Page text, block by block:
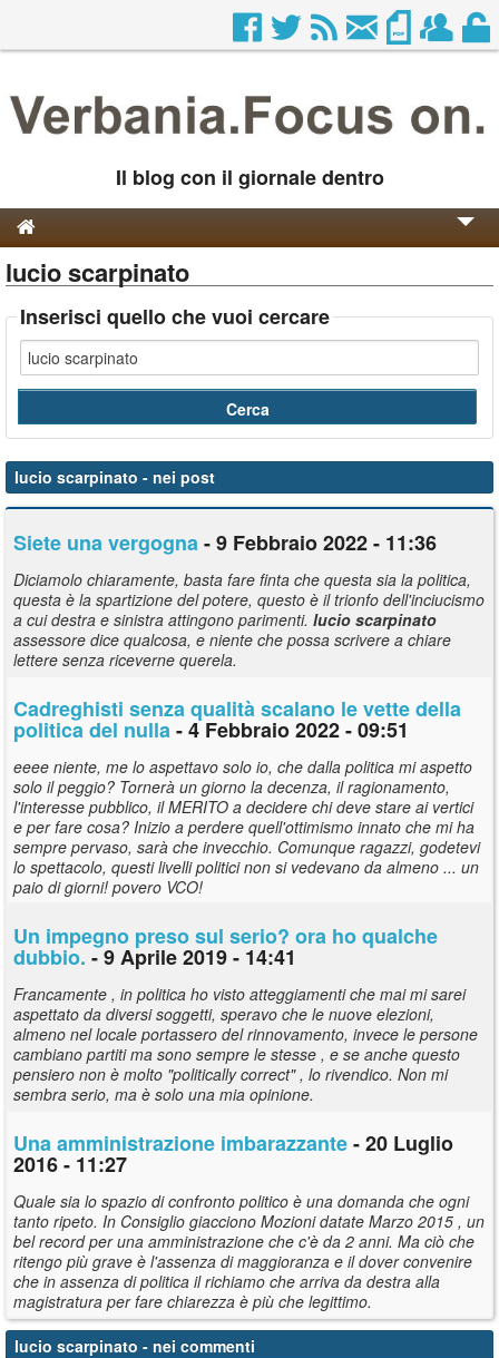
Il blog con il giornale dentro
Genesi e Storia
Contatti
lucio scarpinato
Inserisci quello che vuoi cercare
lucio scarpinato - nei post
Siete una vergogna- 9 Febbraio 2022 - 11:36
Diciamolo chiaramente, basta fare finta che questa sia la politica,
questa è la spartizione del potere, questo è il trionfo dell'inciucismo
a cui destra e sinistra attingono parimenti. lucio scarpinato
assessore dice qualcosa, e niente che possa scrivere a chiare
lettere senza riceverne querela.
Cadreghisti senza qualità scalano le vette della
politica del nulla- 4 Febbraio 2022 - 09:51
eeee niente, me lo aspettavo solo io, che dalla politica mi aspetto
solo il peggio? Tornerà un giorno la decenza, il ragionamento,
l'interesse pubblico, il MERITO a decidere chi deve stare ai vertici
e per fare cosa? Inizio a perdere quell'ottimismo innato che mi ha
sempre pervaso, sarà che invecchio. Comunque ragazzi, godetevi
lo spettacolo, questi livelli politici non si vedevano da almeno ... un
paio di giorni! povero VCO!
Un impegno preso sul serio? ora ho qualche
dubbio. - 9 Aprile 2019 - 14:41
Francamente , in politica ho visto atteggiamenti che mai mi sarei
aspettato da diversi soggetti, speravo che le nuove elezioni,
almeno nel locale portassero del rinnovamento, invece le persone
cambiano partiti ma sono sempre le stesse , e se anche questo
pensiero non è molto "politically correct" , lo rivendico. Non mi
sembra serio, ma è solo una mia opinione.
Una amministrazione imbarazzante- 20 Luglio
2016 - 11:27
Quale sia lo spazio di confronto politico è una domanda che ogni
tanto ripeto. In Consiglio giacciono Mozioni datate Marzo 2015 , un
bel record per una amministrazione che c'è da 2 anni. Ma ciò che
ritengo più grave è l'assenza di maggioranza e il dover convenire
che in assenza di politica il richiamo che arriva da destra alla
magistratura per fare chiarezza è più che legittimo.
lucio scarpinato - nei commenti